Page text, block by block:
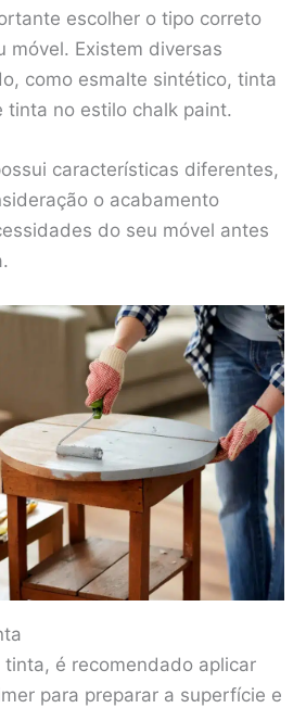
escolher o tipo correto
móvel. Existem diversas
como esmalte sintético, tinta
tinta no estilo chalk paint.
características diferentes,
o acabamento
do seu móvel antes
é recomendado aplicar
para preparar a superfície e